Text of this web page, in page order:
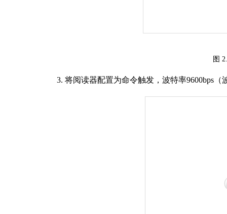
图
3. 将阅读器配置为命令触发，波特率9600bps